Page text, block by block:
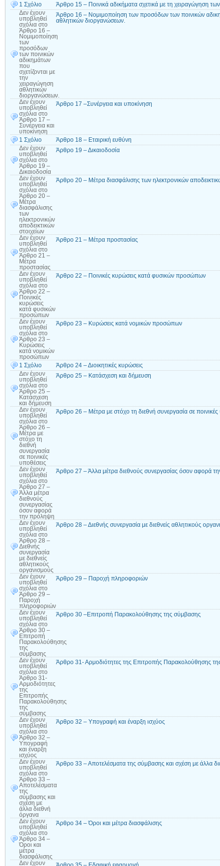
1 Σχόλιο
Άρθρο 15 – Ποινικά αδικήματα σχετικά με τη χειραγώγηση
Δεν έχουν
υποβληθεί
σχόλια στο
Άρθρο 16 –
Νομιμοποίηση
των
προσόδων
των ποινικών
αδικημάτων
που
σχετίζονται με
την
χειραγώγηση
αθλητικών
διοργανώσεων.
Άρθρο 16 – Νομιμοποίηση των προσόδων των ποινικών
αθλητικών διοργανώσεων.
Δεν έχουν
υποβληθεί
σχόλια στο
Άρθρο 17 –
Συνέργεια και
υποκίνηση
Άρθρο 17 –Συνέργεια και υποκίνηση
1 Σχόλιο
Άρθρο 18 – Εταιρική ευθύνη
Δεν έχουν
υποβληθεί
σχόλια στο
Άρθρο 19 –
Δικαιοδοσία
Άρθρο 19 – Δικαιοδοσία
Δεν έχουν
υποβληθεί
σχόλια στο
Άρθρο 20 –
Μέτρα
διασφάλισης
των
ηλεκτρονικών
αποδεικτικών
στοιχείων
Άρθρο 20 – Μέτρα διασφάλισης των ηλεκτρονικών
Δεν έχουν
υποβληθεί
σχόλια στο
Άρθρο 21 –
Μέτρα
προστασίας
Άρθρο 21 – Μέτρα προστασίας
Δεν έχουν
υποβληθεί
σχόλια στο
Άρθρο 22 –
Ποινικές
κυρώσεις
κατά φυσικών
προσώπων
Άρθρο 22 – Ποινικές κυρώσεις κατά φυσικών προσώπων
Δεν έχουν
υποβληθεί
σχόλια στο
Άρθρο 23 –
Κυρώσεις
κατά νομικών
προσώπων
Άρθρο 23 – Κυρώσεις κατά νομικών προσώπων
1 Σχόλιο
Άρθρο 24 – Διοικητικές κυρώσεις
Δεν έχουν
υποβληθεί
σχόλια στο
Άρθρο 25 –
Κατάσχεση
και δήμευση
Άρθρο 25 – Κατάσχεση και δήμευση
Δεν έχουν
υποβληθεί
σχόλια στο
Άρθρο 26 –
Μέτρα με
στόχο τη
διεθνή
συνεργασία
σε ποινικές
υποθέσεις
Άρθρο 26 – Μέτρα με στόχο τη διεθνή συνεργασία σε ποινικές
Δεν έχουν
υποβληθεί
σχόλια στο
Άρθρο 27 –
Άλλα μέτρα
διεθνούς
συνεργασίας
όσον αφορά
την πρόληψη
Άρθρο 27 – Άλλα μέτρα διεθνούς συνεργασίας όσον αφορά
Δεν έχουν
υποβληθεί
σχόλια στο
Άρθρο 28 –
Διεθνής
συνεργασία
με διεθνείς
αθλητικούς
οργανισμούς
Άρθρο 28 – Διεθνής συνεργασία με διεθνείς αθλητικούς
Δεν έχουν
υποβληθεί
σχόλια στο
Άρθρο 29 –
Παροχή
πληροφοριών
Άρθρο 29 – Παροχή πληροφοριών
Δεν έχουν
υποβληθεί
σχόλια στο
Άρθρο 30 –
Επιτροπή
Παρακολούθησης
της
σύμβασης
Άρθρο 30 –Επιτροπή Παρακολούθησης της σύμβασης
Δεν έχουν
υποβληθεί
σχόλια στο
Άρθρο 31-
Αρμοδιότητες
της
Επιτροπής
Παρακολούθησης
της
σύμβασης
Άρθρο 31- Αρμοδιότητες της Επιτροπής Παρακολούθησης
Δεν έχουν
υποβληθεί
σχόλια στο
Άρθρο 32 –
Υπογραφή
και έναρξη
ισχύος
Άρθρο 32 – Υπογραφή και έναρξη ισχύος
Δεν έχουν
υποβληθεί
σχόλια στο
Άρθρο 33 –
Αποτελέσματα
της
σύμβασης και
σχέση με
άλλα διεθνή
όργανα
Άρθρο 33 – Αποτελέσματα της σύμβασης και σχέση με άλλα
Δεν έχουν
υποβληθεί
σχόλια στο
Άρθρο 34 –
Όροι και
μέτρα
διασφάλισης
Άρθρο 34 – Όροι και μέτρα διασφάλισης
Δεν έχουν